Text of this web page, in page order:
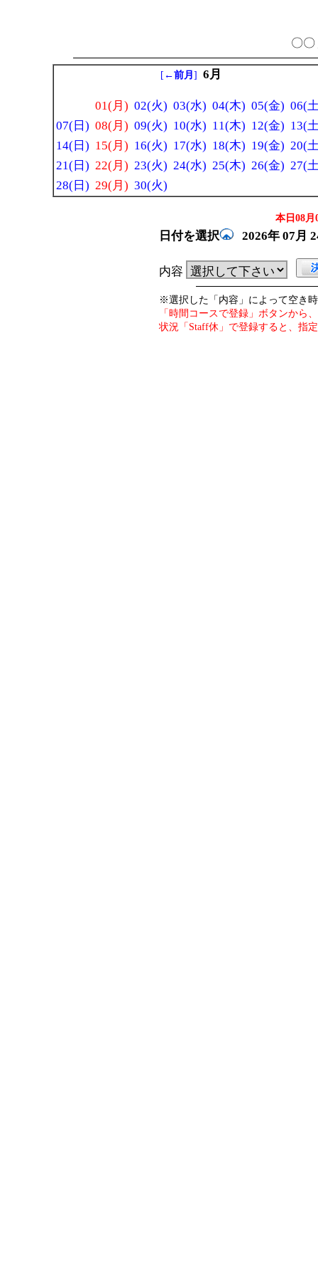
〇
[ ←前月 ] 6月
01(月) 02(火) 03(水) 04(木) 05(金) 06(
07(日) 08(月) 09(火) 10(水) 11(木) 12(金) 13(
14(日) 15(月) 16(火) 17(水) 18(木) 19(金) 20(
21(日) 22(月) 23(火) 24(水) 25(木) 26(金) 27(
28(日) 29(月) 30(火)
本日08月
日付を選択 2026年 07月
内容
※選択した「内容」によって空き
「時間コースで登録」ボタンから
状況「Staff休」で登録すると、指